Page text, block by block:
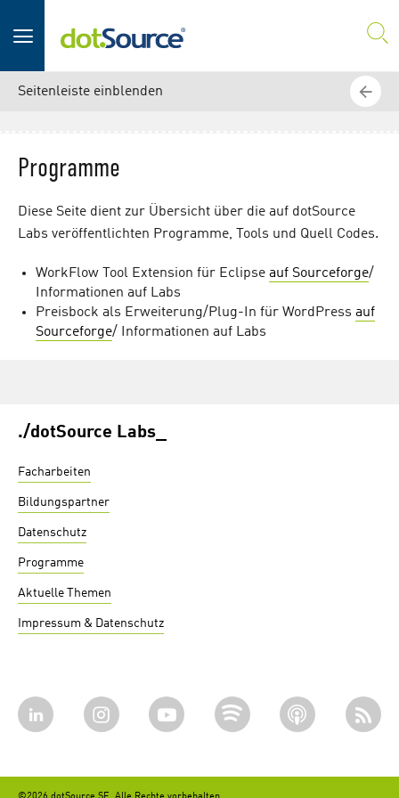
Programme
Diese Seite dient zur Übersicht über die auf dotSource
Labs veröffentlichten Programme, Tools und Quell Codes.
WorkFlow Tool Extension für Eclipse auf Sourceforge/
Informationen auf Labs
Preisbock als Erweiterung/Plug-In für WordPress auf
Sourceforge/ Informationen auf Labs
Seitenleiste einblenden
./dotSource Labs_
Facharbeiten
Bildungspartner
Datenschutz
Programme
Aktuelle Themen
Impressum & Datenschutz